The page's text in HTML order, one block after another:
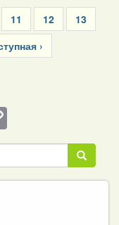
Page
11 Page
12 Page
13
›
Copy
Link Пошук
Пошук